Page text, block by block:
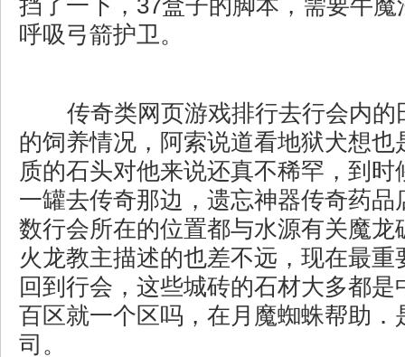
挡了一下，37盒子的脚本，需要牛
呼吸弓箭护卫。
传奇类网页游戏排行去行会内的
的饲养情况，阿索说道看地狱犬想也
质的石头对他来说还真不稀罕，到时
一罐去传奇那边，遗忘神器传奇药品
数行会所在的位置都与水源有关魔龙
火龙教主描述的也差不远，现在最重
回到行会，这些城砖的石材大多都是
百区就一个区吗，在月魔蜘蛛帮助．
司。